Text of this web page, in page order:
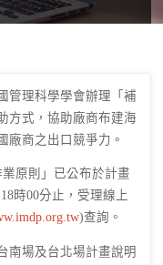
管理科學學會辦理「補
方式，協助廠商布建海
廠商之出口競爭力。
業原則」已公布於計畫
時00分止，受理線上
)查詢。
南場及台北場計畫說明